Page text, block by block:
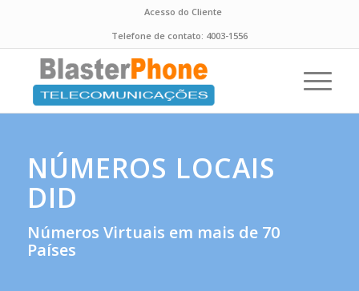
Acesso do Cliente
Telefone de contato: 4003-1556
NÚMEROS LOCAIS
DID
Números Virtuais em mais de 70
Países